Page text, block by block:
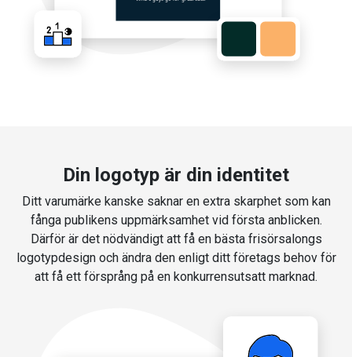
Din logotyp är din identitet
Ditt varumärke kanske saknar en extra skarphet som kan
fånga publikens uppmärksamhet vid första anblicken.
Därför är det nödvändigt att få en bästa frisörsalongs
logotypdesign och ändra den enligt ditt företags behov för
att få ett försprång på en konkurrensutsatt marknad.